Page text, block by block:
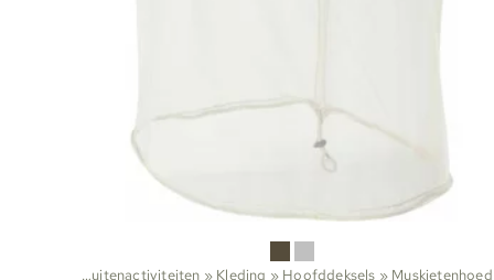
Buitenactiviteiten ‪» Kleding ‪» Hoofddeksels ‪» Muskietenhoed